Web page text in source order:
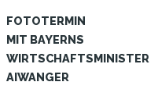
FOTOTERMIN
MIT BAYERNS
WIRTSCHAFTSMINISTER
AIWANGER